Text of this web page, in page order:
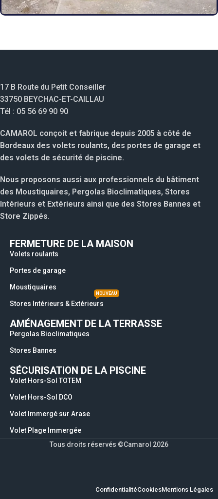
17 B Route du Petit Conseiller
33750 BEYCHAC-ET-CAILLAU
Tél : 05 56 69 90 90
CAMAROL conçoit et fabrique depuis 2005 à côté de
Bordeaux des volets roulants, des portes de garage et
des volets de sécurité de piscine.
Nous proposons aussi aux professionnels du bâtiment
des Moustiquaires, Pergolas Bioclimatiques, Stores
Intérieurs et Extérieurs ainsi que des Stores Bannes et
Store Zippés.
FERMETURE DE LA MAISON
Volets roulants
Portes de garage
Moustiquaires
Stores Intérieurs & Extérieurs
NOUVEAU
AMÉNAGEMENT DE LA TERRASSE
Pergolas Bioclimatiques
Stores Bannes
SÉCURISATION DE LA PISCINE
Volet Hors-Sol TOTEM
Volet Hors-Sol DCO
Volet Immergé sur Arase
Volet Plage Immergée
Tous droits réservés ©Camarol 2026
Mentions Légales
Cookies
Confidentialité